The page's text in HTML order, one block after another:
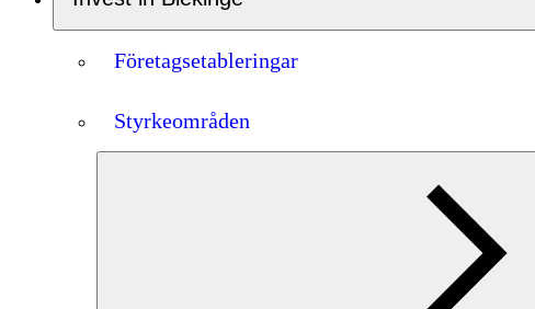
Företagsetableringar
Styrkeområden